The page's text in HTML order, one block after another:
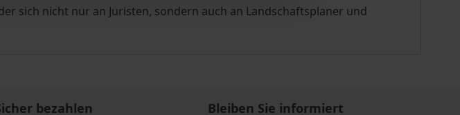
sich nicht nur an Juristen, sondern auch an Landschaftsplaner und
bezahlen Bleiben Sie informiert